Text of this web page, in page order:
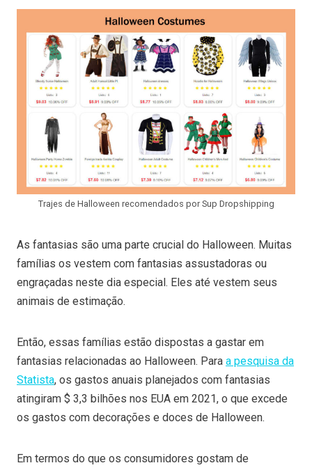
Trajes de Halloween recomendados por Sup Dropshipping
As fantasias são uma parte crucial do Halloween. Muitas
famílias os vestem com fantasias assustadoras ou
engraçadas neste dia especial. Eles até vestem seus
animais de estimação.
Então, essas famílias estão dispostas a gastar em
fantasias relacionadas ao Halloween. Para a pesquisa da
Statista, os gastos anuais planejados com fantasias
atingiram $ 3,3 bilhões nos EUA em 2021, o que excede
os gastos com decorações e doces de Halloween.
Em termos do que os consumidores gostam de